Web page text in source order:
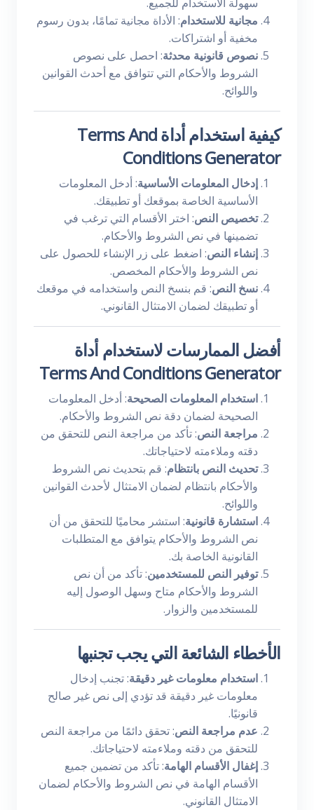
مجانية للاستخدام: الأداة مجانية تمامًا، بدون رسوم
مخفية أو اشتراكات.
نصوص قانونية محدثة: احصل على نصوص
الشروط والأحكام التي تتوافق مع أحدث القوانين
واللوائح.
كيفية استخدام أداة Terms And
Conditions Generator
إدخال المعلومات الأساسية: أدخل المعلومات
الأساسية الخاصة بموقعك أو تطبيقك.
تخصيص النص: اختر الأقسام التي ترغب في
تضمينها في نص الشروط والأحكام.
إنشاء النص: اضغط على زر الإنشاء للحصول على
نص الشروط والأحكام المخصص.
نسخ النص: قم بنسخ النص واستخدامه في موقعك
أو تطبيقك لضمان الامتثال القانوني.
أفضل الممارسات لاستخدام أداة
Terms And Conditions Generator
استخدام المعلومات الصحيحة: أدخل المعلومات
الصحيحة لضمان دقة نص الشروط والأحكام.
مراجعة النص: تأكد من مراجعة النص للتحقق من
دقته وملاءمته لاحتياجاتك.
تحديث النص بانتظام: قم بتحديث نص الشروط
والأحكام بانتظام لضمان الامتثال لأحدث القوانين
واللوائح.
استشارة قانونية: استشر محاميًا للتحقق من أن
نص الشروط والأحكام يتوافق مع المتطلبات
القانونية الخاصة بك.
توفير النص للمستخدمين: تأكد من أن نص
الشروط والأحكام متاح وسهل الوصول إليه
للمستخدمين والزوار.
الأخطاء الشائعة التي يجب تجنبها
استخدام معلومات غير دقيقة: تجنب إدخال
معلومات غير دقيقة قد تؤدي إلى نص غير صالح
قانونيًا.
عدم مراجعة النص: تحقق دائمًا من مراجعة النص
للتحقق من دقته وملاءمته لاحتياجاتك.
إغفال الأقسام الهامة: تأكد من تضمين جميع
الأقسام الهامة في نص الشروط والأحكام لضمان
الامتثال القانوني.